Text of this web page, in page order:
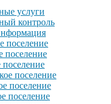
услуги
контроль
поселение
поселение
поселение
поселение
поселение
поселение